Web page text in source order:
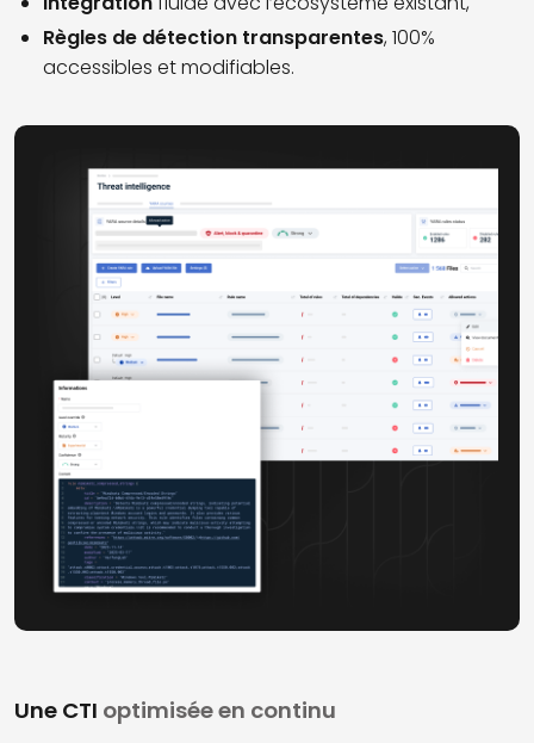
Règles de détection transparentes, 100%
accessibles et modifiables.
Une CTI optimisée en continu